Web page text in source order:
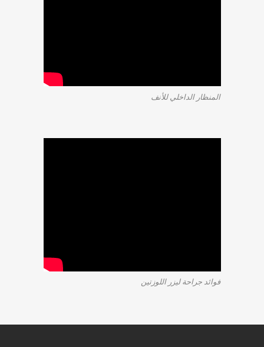
المنظار الداخلي للأنف
فوائد جراحة ليزر اللوزتين